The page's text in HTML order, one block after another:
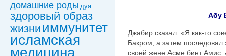
домашние роды дуа
здоровый образ
жизни иммунитет
исламская
Абу
Джабир сказал: «Я как-то
Бакром, а затем
своей жене Асме бинт Амис: